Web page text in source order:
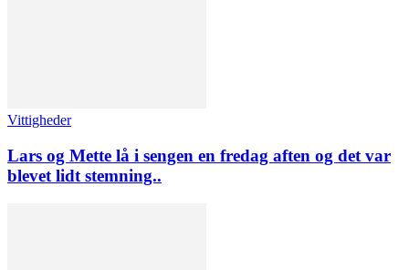
Vittigheder
Lars og Mette lå i sengen en fredag aften og det var
blevet lidt stemning..